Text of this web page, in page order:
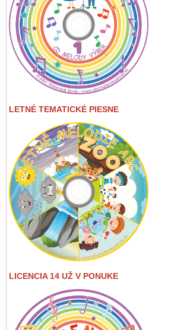
LETNÉ TEMATICKÉ PIESNE
LICENCIA 14 UŽ V PONUKE